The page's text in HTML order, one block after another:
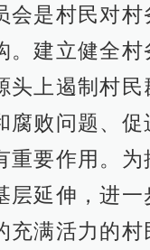
会是村民对村
。建立健全村
头上遏制村民
腐败问题、促
重要作用。为
层延伸，进一
充满活力的村